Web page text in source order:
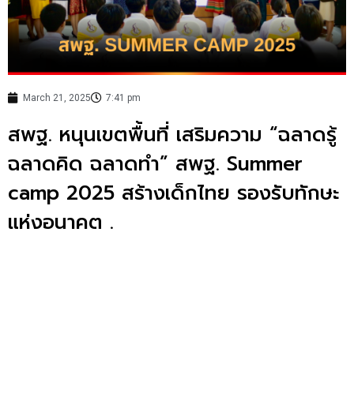
March 21, 2025 7:41 pm
สพฐ. หนุนเขตพื้นที่ เสริมความ “ฉลาดรู้
ฉลาดคิด ฉลาดทำ” สพฐ. Summer
camp 2025 สร้างเด็กไทย รองรับทักษะ
แห่งอนาคต .